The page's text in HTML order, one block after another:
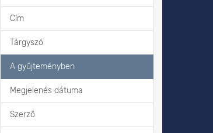
Cím
Tárgyszó
A gyűjteményben
Megjelenés dátuma
Szerző